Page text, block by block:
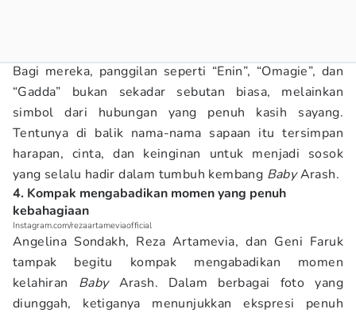
Bagi mereka, panggilan seperti “Enin”, “Omagie”, dan
“Gadda” bukan sekadar sebutan biasa, melainkan
simbol dari hubungan yang penuh kasih sayang.
Tentunya di balik nama-nama sapaan itu tersimpan
harapan, cinta, dan keinginan untuk menjadi sosok
yang selalu hadir dalam tumbuh kembang BabyArash.
4. Kompak mengabadikan momen yang penuh
kebahagiaan
Instagram.com/rezaartameviaofficial
Angelina Sondakh, Reza Artamevia, dan Geni Faruk
tampak begitu kompak mengabadikan momen
kelahiran BabyArash. Dalam berbagai foto yang
diunggah, ketiganya menunjukkan ekspresi penuh